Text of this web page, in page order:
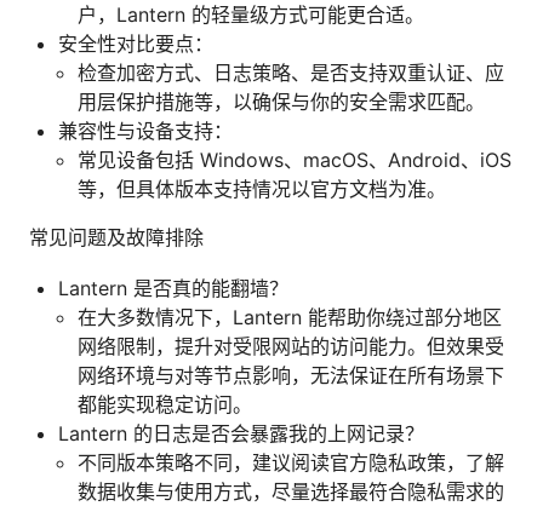
户，Lantern 的轻量级方式可能更合适。
安全性对比要点：
检查加密方式、日志策略、是否支持双重认证、应
用层保护措施等，以确保与你的安全需求匹配。
兼容性与设备支持：
常见设备包括 Windows、macOS、Android、iOS
等，但具体版本支持情况以官方文档为准。
常见问题及故障排除
Lantern 是否真的能翻墙？
在大多数情况下，Lantern 能帮助你绕过部分地区
网络限制，提升对受限网站的访问能力。但效果受
网络环境与对等节点影响，无法保证在所有场景下
都能实现稳定访问。
Lantern 的日志是否会暴露我的上网记录？
不同版本策略不同，建议阅读官方隐私政策，了解
数据收集与使用方式，尽量选择最符合隐私需求的